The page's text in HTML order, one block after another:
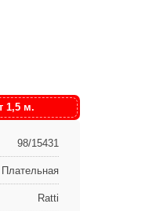
1,5 м.
98/15431
Плательная
Ratti